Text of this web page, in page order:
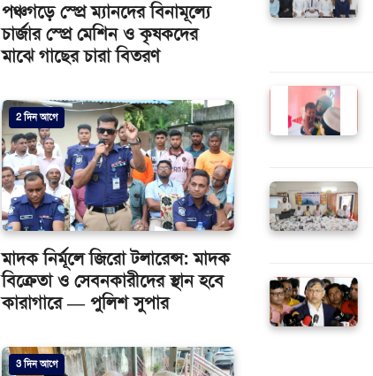
পঞ্চগড়ে স্প্রে ম্যানদের বিনামূল্যে
চার্জার স্প্রে মেশিন ও কৃষকদের
মাঝে গাছের চারা বিতরণ
2 দিন আগে
মাদক নির্মূলে জিরো টলারেন্স: মাদক
বিক্রেতা ও সেবনকারীদের স্থান হবে
কারাগারে — পুলিশ সুপার
3 দিন আগে